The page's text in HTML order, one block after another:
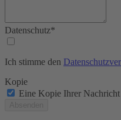
Datenschutz*
Ich stimme den
Kopie
Eine Kopie Ihrer Nachricht